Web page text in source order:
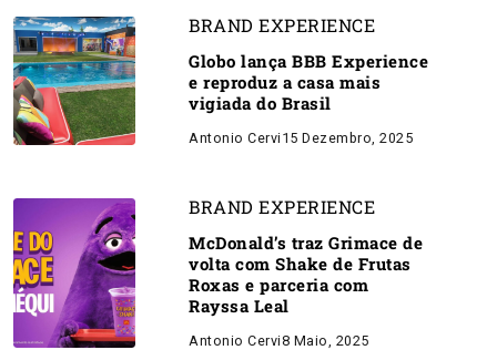
BRAND EXPERIENCE
Globo lança BBB Experience
e reproduz a casa mais
vigiada do Brasil
Antonio Cervi 15 Dezembro, 2025
BRAND EXPERIENCE
McDonald’s traz Grimace de
volta com Shake de Frutas
Roxas e parceria com
Rayssa Leal
Antonio Cervi8 Maio, 2025